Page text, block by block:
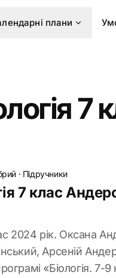
плани
7
· Підручники
7 клас
2024 рік. Оксана
Арсеній
«Біологія. 7-